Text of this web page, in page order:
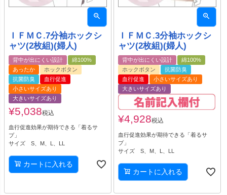
ＩＦＭＣ.7分袖ホックシ
ャツ(2枚組)(婦人)
背中が出にくい設計
綿100%
あったか
ホックボタン
抗菌防臭
血行促進
小さいサイズあり
大きいサイズあり
¥5,038税込
血行促進効果が期待できる「着るサ
プ」
サイズ S、M、L、LL
カートに入れる
ＩＦＭＣ.3分袖ホックシ
ャツ(2枚組)(婦人)
背中が出にくい設計
綿100%
ホックボタン
抗菌防臭
血行促進
小さいサイズあり
大きいサイズあり
¥4,928税込
血行促進効果が期待できる「着るサ
プ」
サイズ S、M、L、LL
カートに入れる